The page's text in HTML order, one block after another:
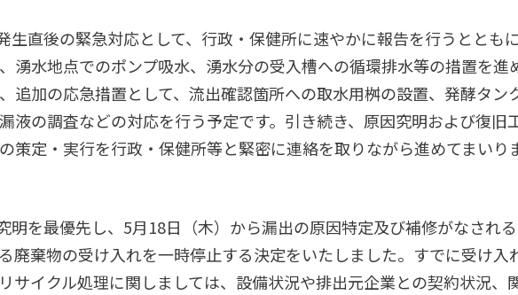
直後の緊急対応として、行政・保健所に速やかに報告を行うとともに
湧水地点でのポンプ吸水、湧水分の受入槽への循環排水等の措置を進
追加の応急措置として、流出確認箇所への取水用桝の設置、発酵タン
液の調査などの対応を行う予定です。引き続き、原因究明および復旧
策定・実行を行政・保健所等と緊密に連絡を取りながら進めてまいり
を最優先し、5月18日（木）から漏出の原因特定及び補修がなされ
廃棄物の受け入れを一時停止する決定をいたしました。すでに受け入
サイクル処理に関しましては、設備状況や排出元企業との契約状況、